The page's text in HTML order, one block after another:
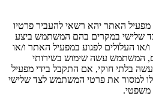
מפעיל האתר יהא רשאי להעביר פרטיו
שלישי במקרים בהם המשתמש ביצע
או העלולים לפגוע במפעיל האתר ו/או
המשתמש עשה שימוש בשירותי
בלתי חוקי, אם התקבל בידי מפעיל
למסור את פרטי המשתמש לצד שלישי
משפטי.